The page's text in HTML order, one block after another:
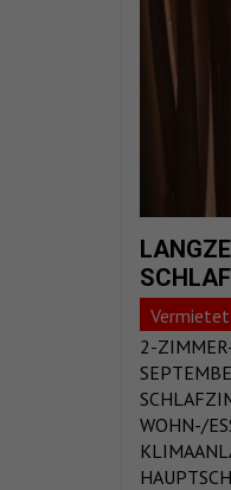
Vermietet
2-
WOHN-/